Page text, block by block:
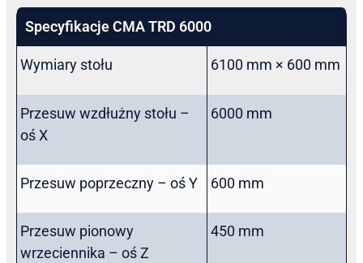
Specyfikacje CMA TRD 6000
Wymiary stołu 6100 mm × 600 mm
Przesuw wzdłużny stołu –
oś X
6000 mm
Przesuw poprzeczny – oś Y 600 mm
Przesuw pionowy
wrzeciennika – oś Z
450 mm